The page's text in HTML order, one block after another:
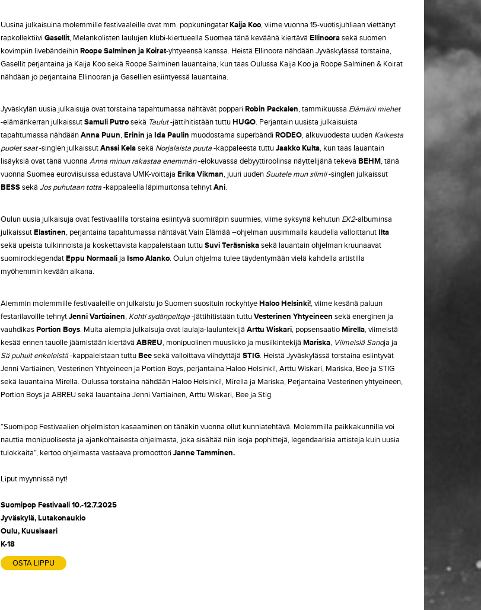
Uusina julkaisuina molemmille festivaaleille ovat mm. popkuningatarKaija Koo, viime vuonna 15-vuotisjuhliaan viettänyt
rapkollektiivi Gasellit, Melankolisten laulujen klubi-kiertueella Suomea tänä keväänä kiertävä Ellinoorasekä suomen
kovimpiin livebändeihinRoope Salminen jaKoirat-yhtyeensä kanssa. Heistä Ellinoora nähdään Jyväskylässä torstaina,
Gasellit perjantaina ja Kaija Koo sekä Roope Salminen lauantaina, kun taas Oulussa Kaija Koo ja Roope Salminen & Koirat
nähdään jo perjantaina Ellinooran ja Gasellien esiintyessä lauantaina.
Jyväskylän uusia julkaisuja ovat torstaina tapahtumassa nähtävät poppari Robin Packalen, tammikuussa Elämäni miehet
-elämänkerran julkaissutSamuli Putrosekä Taulut-jättihitistään tuttuHUGO. Perjantain uusista julkaisuista
tapahtumassa nähdäänAnna Puun,Erinin ja Ida Paulin muodostama superbändi RODEO, alkuvuodesta uuden Kaikesta
puolet saat-singlen julkaissutAnssi Kelasekä Norjalaista puuta-kappaleesta tuttuJaakko Kulta, kun taas lauantain
lisäyksiä ovat tänä vuonna Anna minun rakastaa enemmän-elokuvassa debyyttiroolinsa näyttelijänä tekevä BEHM, tänä
vuonna Suomea euroviisuissa edustava UMK-voittaja Erika Vikman, juuri uuden Suutele mun silmii-singlen julkaissut
BESSsekä Jos puhutaan totta-kappaleella läpimurtonsa tehnytAni.
Oulun uusia julkaisuja ovat festivaalilla torstaina esiintyvä suomiräpin suurmies, viime syksynä kehutun EK2-albuminsa
julkaissutElastinen, perjantaina tapahtumassa nähtävät Vain Elämää –ohjelman uusimmalla kaudella valloittanutIlta
sekä upeista tulkinnoista ja koskettavista kappaleistaan tuttuSuvi Teräsniskasekä lauantain ohjelman kruunaavat
suomirocklegendatEppu Normaali ja Ismo Alanko. Oulun ohjelma tulee täydentymään vielä kahdella artistilla
myöhemmin kevään aikana.
Aiemmin molemmille festivaaleille on julkaistu jo Suomen suosituin rockyhtyeHaloo Helsinki!, viime kesänä paluun
festarilavoille tehnytJenni Vartiainen, Kohti sydänpeltoja-jättihitistään tuttuVesterinen Yhtyeineen sekä energinen ja
vauhdikasPortion Boys. Muita aiempia julkaisuja ovat laulaja-lauluntekijä Arttu Wiskari, popsensaatioMirella, viimeistä
kesää ennen tauolle jäämistään kiertävä ABREU, monipuolinen muusikko ja musiikintekijä Mariska, Viimeisiä Sanoja ja
Sä puhuit enkeleistä-kappaleistaan tuttuBeesekä valloittava viihdyttäjä STIG. Heistä Jyväskylässä torstaina esiintyvät
Jenni Vartiainen, Vesterinen Yhtyeineen ja Portion Boys, perjantaina Haloo Helsinki!, Arttu Wiskari, Mariska, Bee ja STIG
sekä lauantaina Mirella. Oulussa torstaina nähdään Haloo Helsinki!, Mirella ja Mariska, Perjantaina Vesterinen yhtyeineen,
Portion Boys ja ABREU sekä lauantaina Jenni Vartiainen, Arttu Wiskari, Bee ja Stig.
”Suomipop Festivaalien ohjelmiston kasaaminen on tänäkin vuonna ollut kunniatehtävä. Molemmilla paikkakunnilla voi
nauttia monipuolisesta ja ajankohtaisesta ohjelmasta, joka sisältää niin isoja pophittejä, legendaarisia artisteja kuin uusia
tulokkaita”, kertoo ohjelmasta vastaava promoottori Janne Tamminen.
Liput myynnissä nyt!
Suomipop Festivaali 10.-12.7.2025
Jyväskylä, Lutakonaukio
Oulu, Kuusisaari
K-18
OSTA LIPPU